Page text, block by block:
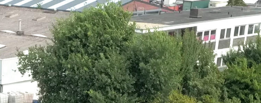
Ich stimme zu
in Form von Cookies auf Ihrem Endgerät
zum Einsatz von Cookies finden Sie in